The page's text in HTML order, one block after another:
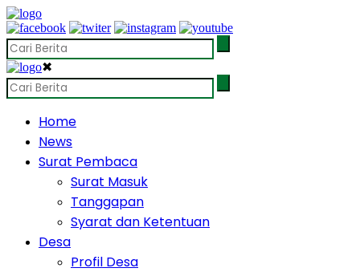
✖
Home
News
Surat Pembaca
Surat Masuk
Tanggapan
Syarat dan Ketentuan
Desa
Profil Desa